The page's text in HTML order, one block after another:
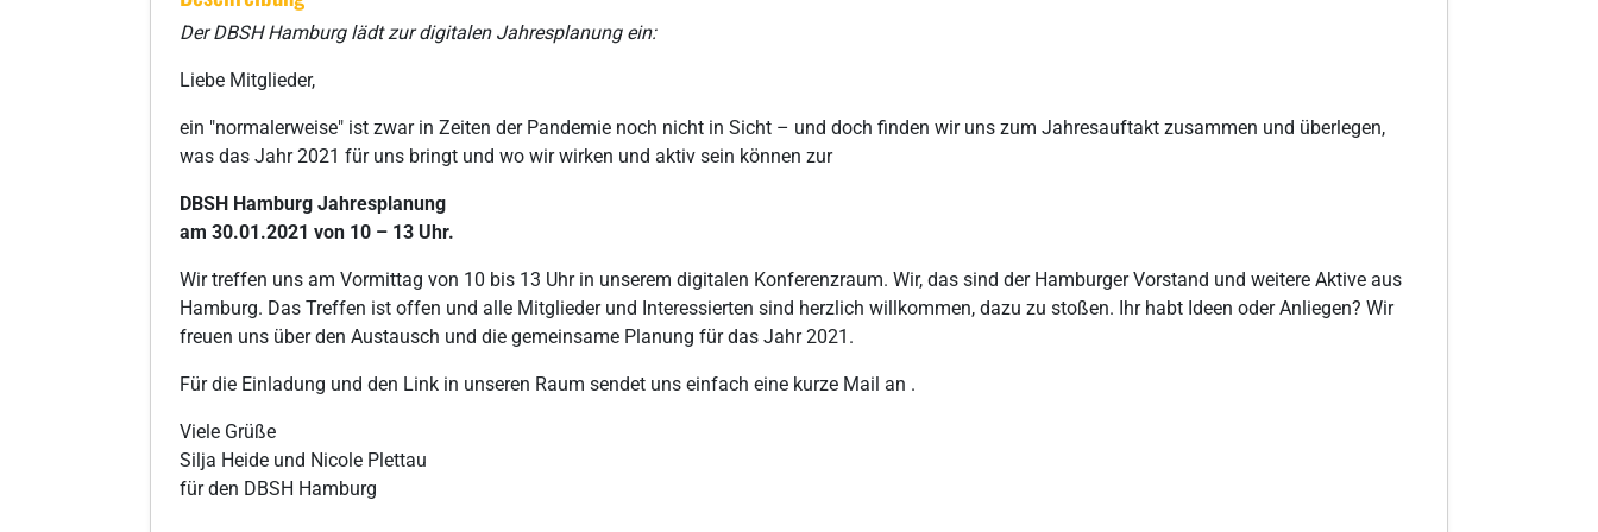
Der DBSH Hamburg lädt zur digitalen Jahresplanung ein:
Liebe Mitglieder,
ein "normalerweise" ist zwar in Zeiten der Pandemie noch nicht in Sicht – und doch finden wir uns zum Jahresauftakt zusammen und überlegen,
was das Jahr 2021 für uns bringt und wo wir wirken und aktiv sein können zur
DBSH Hamburg Jahresplanung
am 30.01.2021 von 10 – 13 Uhr.
Wir treffen uns am Vormittag von 10 bis 13 Uhr in unserem digitalen Konferenzraum. Wir, das sind der Hamburger Vorstand und weitere Aktive aus
Hamburg. Das Treffen ist offen und alle Mitglieder und Interessierten sind herzlich willkommen, dazu zu stoßen. Ihr habt Ideen oder Anliegen? Wir
freuen uns über den Austausch und die gemeinsame Planung für das Jahr 2021.
Für die Einladung und den Link in unseren Raum sendet uns einfach eine kurze Mail an .
Viele Grüße
Silja Heide und Nicole Plettau
für den DBSH Hamburg